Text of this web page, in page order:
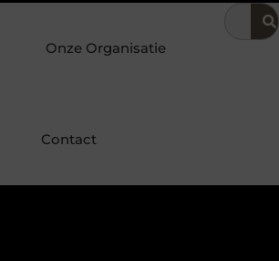
Onze Organisatie
Contact